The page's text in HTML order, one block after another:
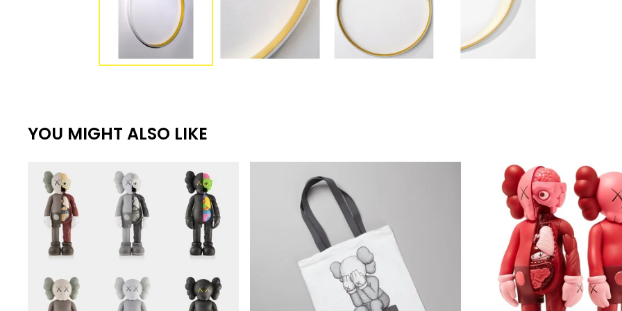
YOU MIGHT ALSO LIKE
€ € 450,00€
€